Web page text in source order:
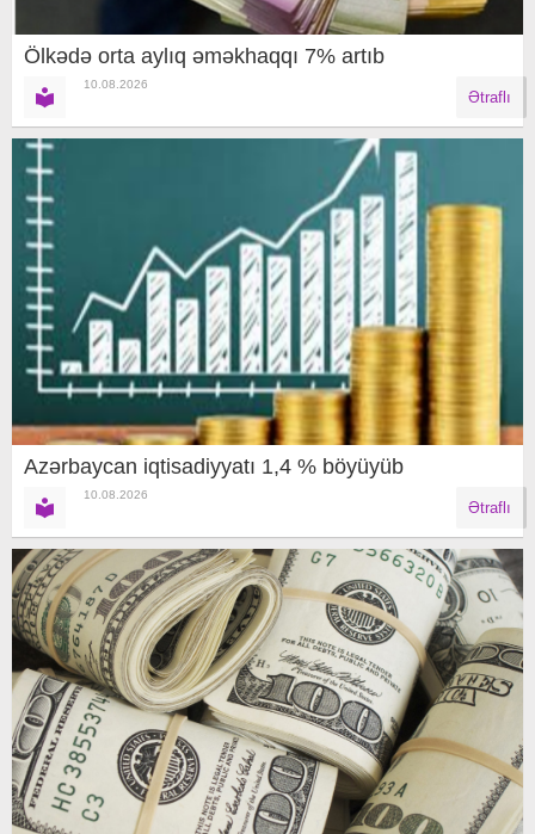
Ölkədə orta aylıq əməkhaqqı 7% artıb
10.08.2026
Ətraflı
Azərbaycan iqtisadiyyatı 1,4 % böyüyüb
10.08.2026
Ətraflı